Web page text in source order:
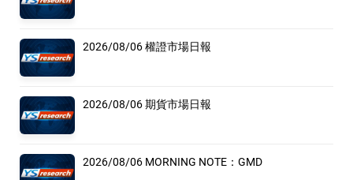
2026/08/06 權證市場日報
2026/08/06 期貨市場日報
2026/08/06 MORNING NOTE：GMD